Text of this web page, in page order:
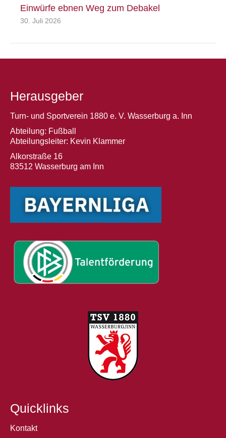
Einwürfe ebnen Weg zum Debakel
30. Juli 2026
Herausgeber
Turn- und Sportverein 1880 e. V. Wasserburg a. Inn
Abteilung: Fußball
Abteilungsleiter: Kevin Klammer
Alkorstraße 16
83512 Wasserburg am Inn
Quicklinks
Kontakt